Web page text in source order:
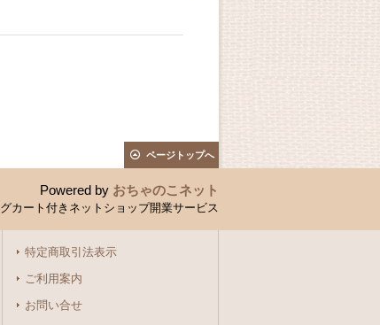
ページトップへ
Powered by おちゃのこネット
カート付きネットショップ開業サービス
特定商取引法表示
ご利用案内
お問い合せ